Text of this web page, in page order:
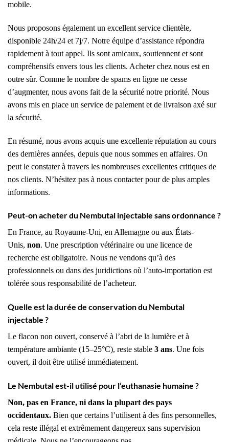
mobile.
Nous proposons également un excellent service clientèle,
disponible 24h/24 et 7j/7. Notre équipe d’assistance répondra
rapidement à tout appel. Ils sont amicaux, soutiennent et sont
compréhensifs envers tous les clients. Acheter chez nous est en
outre sûr. Comme le nombre de spams en ligne ne cesse
d’augmenter, nous avons fait de la sécurité notre priorité. Nous
avons mis en place un service de paiement et de livraison axé sur
la sécurité.
En résumé, nous avons acquis une excellente réputation au cours
des dernières années, depuis que nous sommes en affaires. On
peut le constater à travers les nombreuses excellentes critiques de
nos clients. N’hésitez pas à nous contacter pour de plus amples
informations.
Peut-on acheter du Nembutal injectable sans ordonnance ?
En France, au Royaume-Uni, en Allemagne ou aux États-
Unis, non. Une prescription vétérinaire ou une licence de
recherche est obligatoire. Nous ne vendons qu’à des
professionnels ou dans des juridictions où l’auto-importation est
tolérée sous responsabilité de l’acheteur.
Quelle est la durée de conservation du Nembutal
injectable ?
Le flacon non ouvert, conservé à l’abri de la lumière et à
température ambiante (15–25°C), reste stable 3 ans. Une fois
ouvert, il doit être utilisé immédiatement.
Le Nembutal est-il utilisé pour l’euthanasie humaine ?
Non, pas en France, ni dans la plupart des pays
occidentaux. Bien que certains l’utilisent à des fins personnelles,
cela reste illégal et extrêmement dangereux sans supervision